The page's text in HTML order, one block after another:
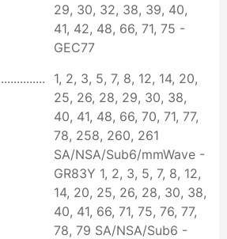
29, 30, 32, 38, 39, 40,
41, 42, 48, 66, 71, 75 -
GEC77
1, 2, 3, 5, 7, 8, 12, 14, 20,
25, 26, 28, 29, 30, 38,
40, 41, 48, 66, 70, 71, 77,
78, 258, 260, 261
SA/NSA/Sub6/mmWave -
GR83Y 1, 2, 3, 5, 7, 8, 12,
14, 20, 25, 26, 28, 30, 38,
40, 41, 66, 71, 75, 76, 77,
78, 79 SA/NSA/Sub6 -